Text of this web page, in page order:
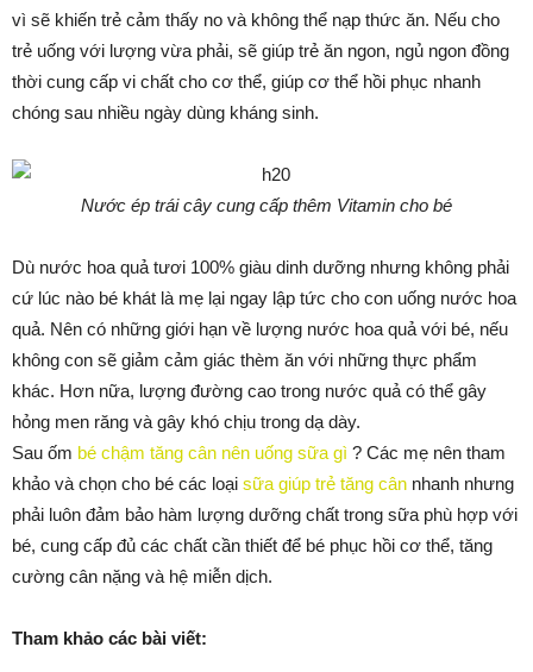
vì sẽ khiến trẻ cảm thấy no và không thể nạp thức ăn. Nếu cho
trẻ uống với lượng vừa phải, sẽ giúp trẻ ăn ngon, ngủ ngon đồng
thời cung cấp vi chất cho cơ thể, giúp cơ thể hồi phục nhanh
chóng sau nhiều ngày dùng kháng sinh.
Nước ép trái cây cung cấp thêm Vitamin cho bé
Dù nước hoa quả tươi 100% giàu dinh dưỡng nhưng không phải
cứ lúc nào bé khát là mẹ lại ngay lập tức cho con uống nước hoa
quả. Nên có những giới hạn về lượng nước hoa quả với bé, nếu
không con sẽ giảm cảm giác thèm ăn với những thực phẩm
khác. Hơn nữa, lượng đường cao trong nước quả có thể gây
hỏng men răng và gây khó chịu trong dạ dày.
Sau ốm bé chậm tăng cân nên uống sữa gì ? Các mẹ nên tham
khảo và chọn cho bé các loại sữa giúp trẻ tăng cân nhanh nhưng
phải luôn đảm bảo hàm lượng dưỡng chất trong sữa phù hợp với
bé, cung cấp đủ các chất cần thiết để bé phục hồi cơ thể, tăng
cường cân nặng và hệ miễn dịch.
Tham khảo các bài viết: